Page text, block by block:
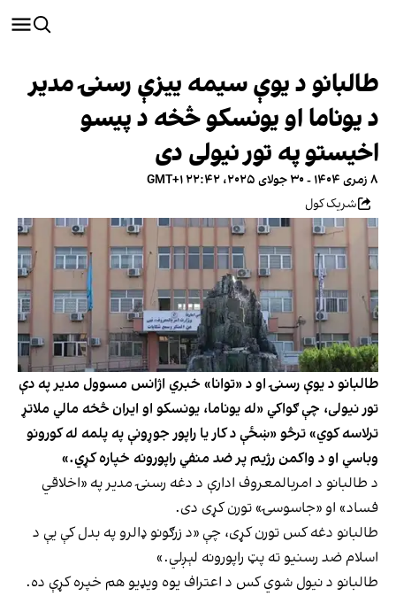
طالبانو د یوې سیمه ييزې رسنۍ مدیر
د یوناما او یونسکو څخه د پيسو
اخیستو په تور نیولی دی
۸ زمری ۱۴۰۴ - ۳۰ جولای ۲۰۲۵، ۲۲:۴۲ GMT+۱
شریک کول
طالبانو د یوې رسنۍ او د «توانا» خبري اژانس مسوول مدیر په دې
تور نیولی، چې ګواکي «له یوناما، یونسکو او ایران څخه مالي ملاتړ
ترلاسه کوي» ترڅو «ښځې د کار یا راپور جوړونې په پلمه له کورونو
وباسي او د واکمن رژيم پر ضد منفي راپورونه خپاره کړي.»
د طالبانو د امربالمعروف ادارې د دغه رسنۍ مدیر په «اخلاقي
فساد» او «جاسوسۍ» تورن کړی دی.
طالبانو دغه کس تورن کړی، چې «د زرګونو ډالرو په بدل کې يې د
اسلام ضد رسنیو ته پټ راپورونه لېږلي.»
طالبانو د نیول شوي کس د اعتراف یوه ویډیو هم خپره کړې ده.